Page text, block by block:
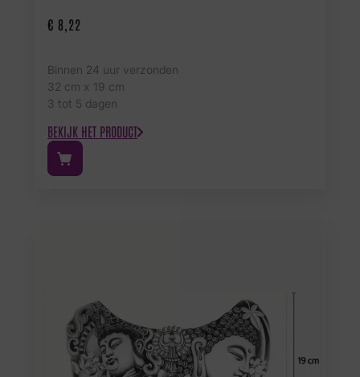
€ 8,22
Binnen 24 uur verzonden
32 cm x 19 cm
3 tot 5 dagen
BEKIJK HET PRODUCT